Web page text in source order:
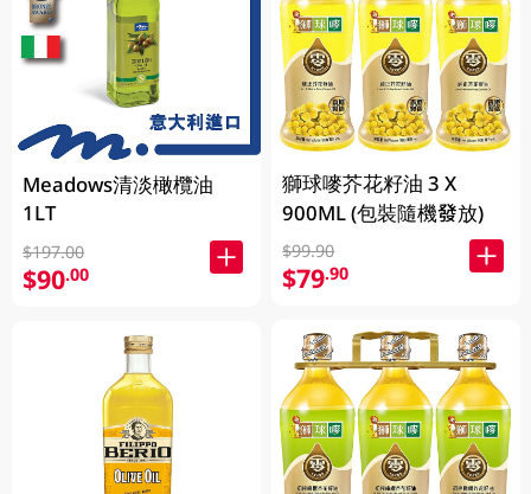
Meadows清淡橄欖油
1LT
$197.00
$90.00
獅球嘜芥花籽油 3 X
900ML (包裝隨機發放)
$99.90
$79.90